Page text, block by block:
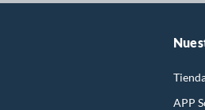
APP